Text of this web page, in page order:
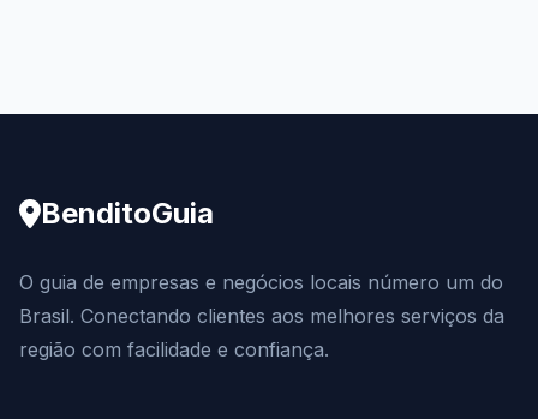
BenditoGuia
O guia de empresas e negócios locais número um do
Brasil. Conectando clientes aos melhores serviços da
região com facilidade e confiança.